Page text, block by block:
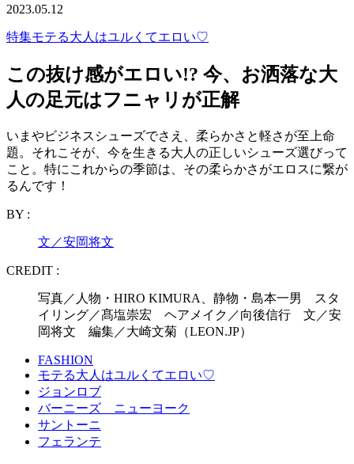
2023.05.12
特集モテる大人はユルくてエロい♡
この抜け感がエロい!? 今、お洒落な大
人の足元はフニャリが正解
いまやビジネスシューズでさえ、柔らかさと軽さが至上命
題。それこそが、今を生きる大人の正しいシューズ選びって
こと。特にこれからの季節は、その柔らかさがエロスに繋が
るんです！
BY :
文／安岡将文
CREDIT :
写真／人物・HIRO KIMURA、静物・島本一男 スタ
イリング／髙塩崇宏 ヘアメイク／向後信行 文／安
岡将文 編集／大崎文菊（LEON.JP）
FASHION
モテる大人はユルくてエロい♡
ジョンロブ
バーニーズ ニューヨーク
サントーニ
フェランテ